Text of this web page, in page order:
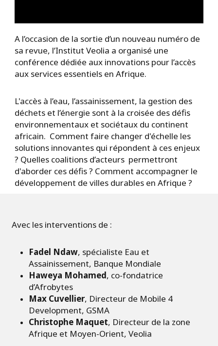
A l’occasion de la sortie d’un nouveau numéro de
sa revue, l’Institut Veolia a organisé une
conférence dédiée aux innovations pour l’accès
aux services essentiels en Afrique.
L'accès à l’eau, l’assainissement, la gestion des
déchets et l’énergie sont à la croisée des défis
environnementaux et sociétaux du continent
africain. Comment faire changer d'échelle les
solutions innovantes qui répondent à ces enjeux
? Quelles coalitions d’acteurs permettront
d'aborder ces défis ? Comment accompagner le
développement de villes durables en Afrique ?
Avec les interventions de :
Fadel Ndaw, spécialiste Eau et
Assainissement, Banque Mondiale
Haweya Mohamed, co-fondatrice
d’Afrobytes
Max Cuvellier, Directeur de Mobile 4
Development, GSMA
Christophe Maquet, Directeur de la zone
Afrique et Moyen-Orient, Veolia